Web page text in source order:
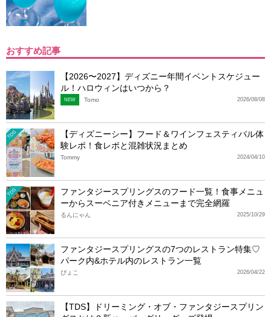
おすすめ記事
【2026〜2027】ディズニー年間イベントスケジュー
ル！ハロウィンはいつから？
2026/08/08
NEW Tomo
TDS
【ディズニーシー】フード＆ワインフェスティバル体
験レポ！食レポと混雑状況まとめ
2024/04/10
Tommy
TDS
ファンタジースプリングスのフード一覧！食事メニュ
ーからスーベニア付きメニューまで完全網羅
2025/10/29
るんにゃん
ファンタジースプリングスの7つのレストラン特集♡
パーク内&ホテル内のレストラン一覧
2026/04/22
ぴょこ
【TDS】ドリーミング・オブ・ファンタジースプリン